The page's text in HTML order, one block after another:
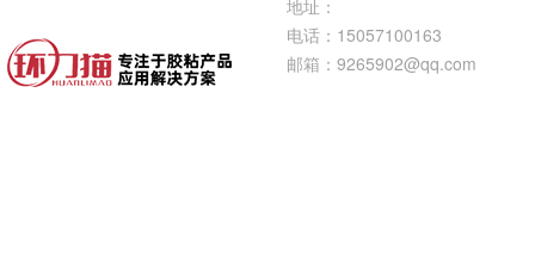
地址：
电话：15057100163
邮箱： 9265902@qq.com